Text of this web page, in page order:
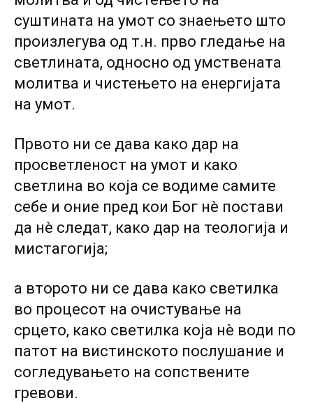
суштината на умот со знаењето што
произлегува од т.н. прво гледање на
светлината, односно од умствената
молитва и чистењето на енергијата
на умот.
Првото ни се дава како дар на
просветленост на умот и како
светлина во која се водиме самите
себе и оние пред кои Бог нè постави
да нè следат, како дар на теологија и
мистагогија;
а второто ни се дава како светилка
во процесот на очистување на
срцето, како светилка која нè води по
патот на вистинското послушание и
согледувањето на сопствените
гревови.